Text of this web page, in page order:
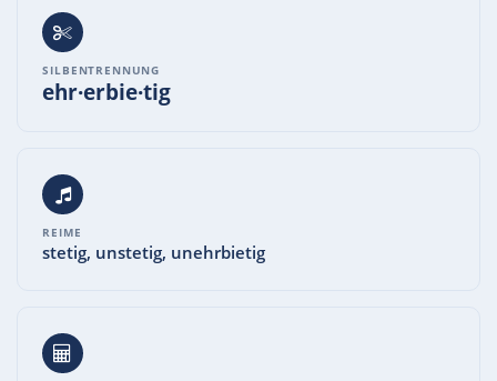
SILBENTRENNUNG
ehr·erbie·tig
REIME
stetig, unstetig, unehrbietig